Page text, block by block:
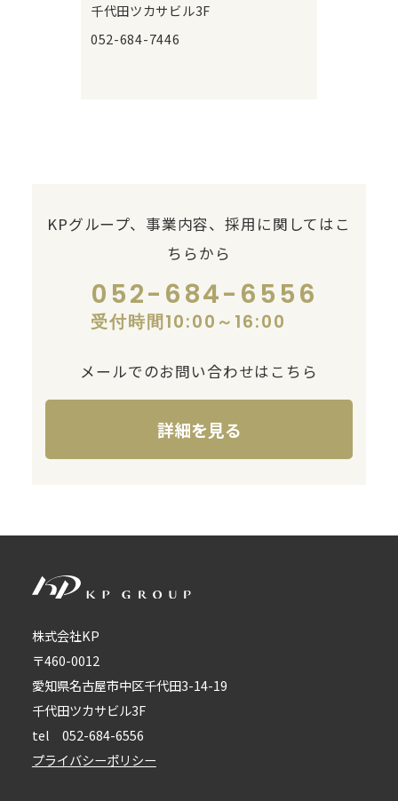
千代田ツカサビル3F
052-684-7446
KPグループ、事業内容、採用に関してはこ
ちらから
052-684-6556
受付時間10:00～16:00
メールでのお問い合わせはこちら
詳細を見る
株式会社KP
〒460-0012
愛知県名古屋市中区千代田3-14-19
千代田ツカサビル3F
tel 052-684-6556
プライバシーポリシー